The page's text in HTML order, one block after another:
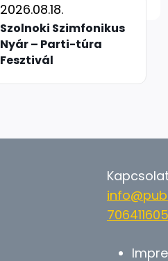
2026.08.18.
Szolnoki Szimfonikus
Nyár – Parti-túra
Fesztivál
706411605